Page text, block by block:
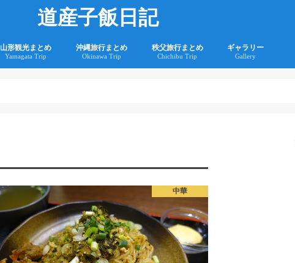
道産子飯日記
山形観光まとめ
Yamagata Trip
沖縄旅行まとめ
Okinawa Trip
秩父旅行まとめ
Chichibu Trip
ギャラリー
Gallery
中華